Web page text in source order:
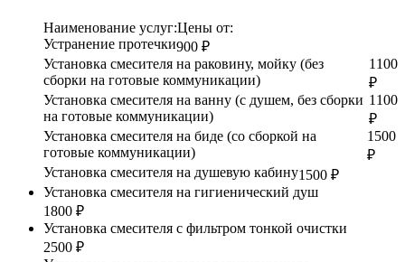
Наименование услуг:Цены от:
Устранение протечки900 ₽
Установка смесителя на раковину, мойку (без
сборки на готовые коммуникации)
1100
₽
Установка смесителя на ванну (с душем, без сборки
на готовые коммуникации)
1100
₽
Установка смесителя на биде (со сборкой на
готовые коммуникации)
1500
₽
Установка смесителя на душевую кабину1500 ₽
Установка смесителя на гигиенический душ
1800 ₽
Установка смесителя с фильтром тонкой очистки
2500 ₽